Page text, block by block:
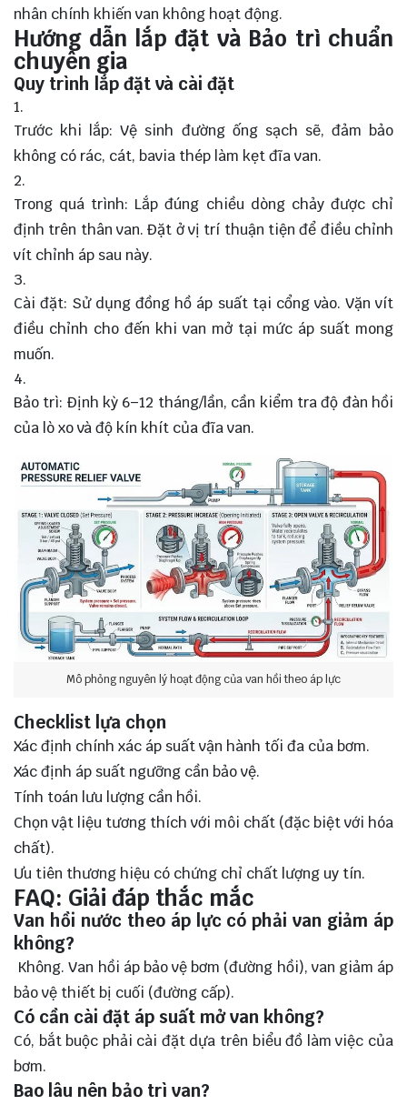
nhân chính khiến van không hoạt động.
Hướng dẫn lắp đặt và Bảo trì chuẩn
chuyên gia
Quy trình lắp đặt và cài đặt
Trước khi lắp: Vệ sinh đường ống sạch sẽ, đảm bảo
không có rác, cát, bavia thép làm kẹt đĩa van.
Trong quá trình: Lắp đúng chiều dòng chảy được chỉ
định trên thân van. Đặt ở vị trí thuận tiện để điều chỉnh
vít chỉnh áp sau này.
Cài đặt: Sử dụng đồng hồ áp suất tại cổng vào. Vặn vít
điều chỉnh cho đến khi van mở tại mức áp suất mong
muốn.
Bảo trì: Định kỳ 6–12 tháng/lần, cần kiểm tra độ đàn hồi
của lò xo và độ kín khít của đĩa van.
Mô phỏng nguyên lý hoạt động của van hồi theo áp lực
Checklist lựa chọn
Xác định chính xác áp suất vận hành tối đa của bơm.
Xác định áp suất ngưỡng cần bảo vệ.
Tính toán lưu lượng cần hồi.
Chọn vật liệu tương thích với môi chất (đặc biệt với hóa
chất).
Ưu tiên thương hiệu có chứng chỉ chất lượng uy tín.
FAQ: Giải đáp thắc mắc
Van hồi nước theo áp lực có phải van giảm áp
không?
Không. Van hồi áp bảo vệ bơm (đường hồi), van giảm áp
bảo vệ thiết bị cuối (đường cấp).
Có cần cài đặt áp suất mở van không?
Có, bắt buộc phải cài đặt dựa trên biểu đồ làm việc của
bơm.
Bao lâu nên bảo trì van?